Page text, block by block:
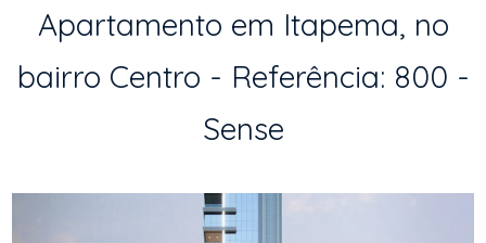
Apartamento em Itapema, no
bairro Centro - Referência: 800 -
Sense